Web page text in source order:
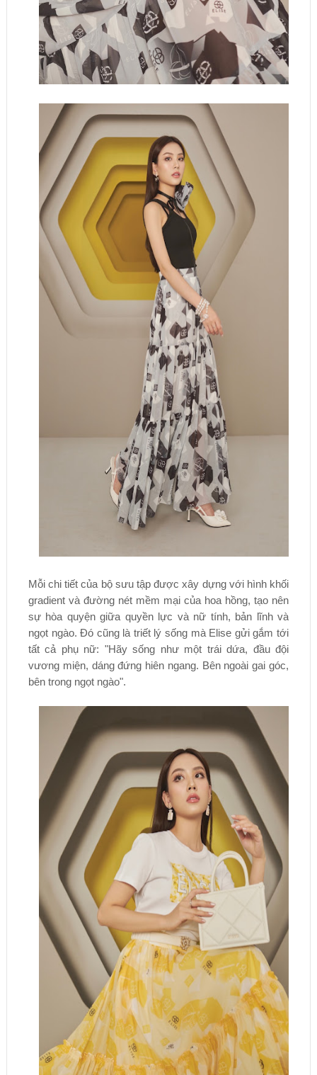
Mỗi chi tiết của bộ sưu tập được xây dựng với hình khối
gradient và đường nét mềm mại của hoa hồng, tạo nên
sự hòa quyện giữa quyền lực và nữ tính, bản lĩnh và
ngọt ngào. Đó cũng là triết lý sống mà Elise gửi gắm tới
tất cả phụ nữ: "Hãy sống như một trái dứa, đầu đội
vương miện, dáng đứng hiên ngang. Bên ngoài gai góc,
bên trong ngọt ngào".